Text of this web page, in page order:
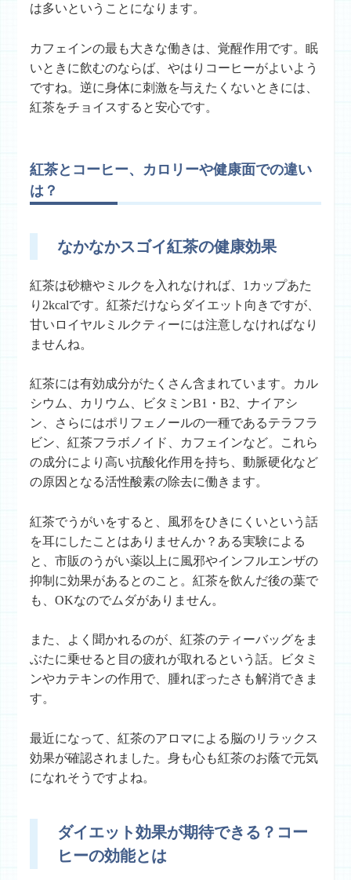
は多いということになります。
カフェインの最も大きな働きは、覚醒作用です。眠
いときに飲むのならば、やはりコーヒーがよいよう
ですね。逆に身体に刺激を与えたくないときには、
紅茶をチョイスすると安心です。
紅茶とコーヒー、カロリーや健康面での違い
は？
なかなかスゴイ紅茶の健康効果
紅茶は砂糖やミルクを入れなければ、1カップあた
り2kcalです。紅茶だけならダイエット向きですが、
甘いロイヤルミルクティーには注意しなければなり
ませんね。
紅茶には有効成分がたくさん含まれています。カル
シウム、カリウム、ビタミンB1・B2、ナイアシ
ン、さらにはポリフェノールの一種であるテラフラ
ビン、紅茶フラボノイド、カフェインなど。これら
の成分により高い抗酸化作用を持ち、動脈硬化など
の原因となる活性酸素の除去に働きます。
紅茶でうがいをすると、風邪をひきにくいという話
を耳にしたことはありませんか？ある実験による
と、市販のうがい薬以上に風邪やインフルエンザの
抑制に効果があるとのこと。紅茶を飲んだ後の葉で
も、OKなのでムダがありません。
また、よく聞かれるのが、紅茶のティーバッグをま
ぶたに乗せると目の疲れが取れるという話。ビタミ
ンやカテキンの作用で、腫れぼったさも解消できま
す。
最近になって、紅茶のアロマによる脳のリラックス
効果が確認されました。身も心も紅茶のお蔭で元気
になれそうですよね。
ダイエット効果が期待できる？コー
ヒーの効能とは